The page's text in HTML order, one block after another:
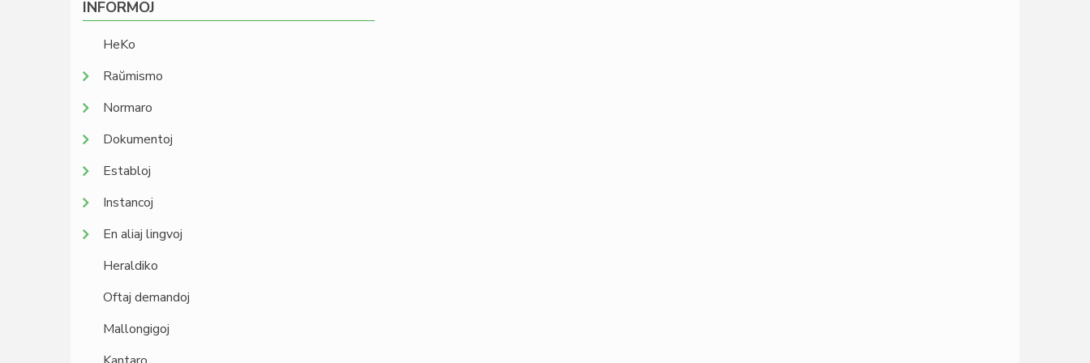
INFORMOJ
HeKo
Raŭmismo
Normaro
Dokumentoj
Establoj
Instancoj
En aliaj lingvoj
Heraldiko
Oftaj demandoj
Mallongigoj